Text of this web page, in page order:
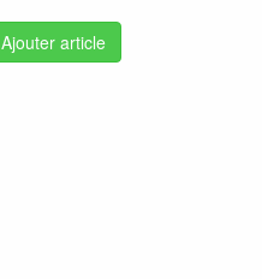
Ajouter article